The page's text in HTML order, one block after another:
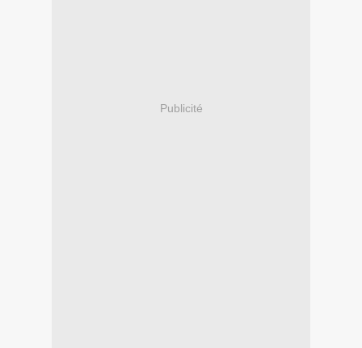
Publicité